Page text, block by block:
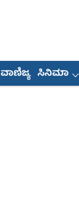
ವಾಣಿಜ್ಯ ಸಿನಿಮಾ